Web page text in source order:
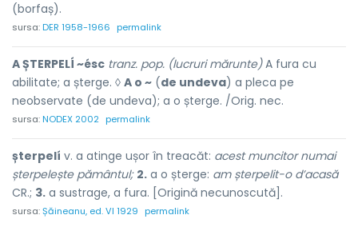
(borfaș).
sursa:DER 1958-1966 permalink
A ȘTERPELÍ ~ésc tranz. pop. (lucruri mărunte)A fura cu
abilitate; a șterge. ◊ A o ~ (de undeva) a pleca pe
neobservate (de undeva); a o șterge. /Orig. nec.
sursa:NODEX 2002 permalink
șterpelí v. a atinge ușor în treacăt: acest muncitor numai
șterpelește pământul; 2. a o șterge: am șterpelit-o d’acasă
CR.; 3. a sustrage, a fura. [Origină necunoscută].
sursa:Șăineanu, ed. VI 1929 permalink